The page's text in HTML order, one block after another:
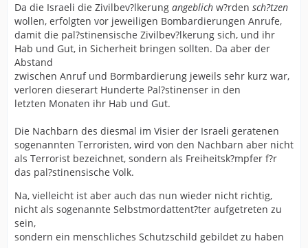
Da die Israeli die Zivilbev?lkerung angeblich w?rden sch?tzen
wollen, erfolgten vor jeweiligen Bombardierungen Anrufe,
damit die pal?stinensische Zivilbev?lkerung sich, und ihr
Hab und Gut, in Sicherheit bringen sollten. Da aber der
Abstand
zwischen Anruf und Bormbardierung jeweils sehr kurz war,
verloren dieserart Hunderte Pal?stinenser in den
letzten Monaten ihr Hab und Gut.
Die Nachbarn des diesmal im Visier der Israeli geratenen
sogenannten Terroristen, wird von den Nachbarn aber nicht
als Terrorist bezeichnet, sondern als Freiheitsk?mpfer f?r
das pal?stinensische Volk.
Na, vielleicht ist aber auch das nun wieder nicht richtig,
nicht als sogenannte Selbstmordattent?ter aufgetreten zu
sein,
sondern ein menschliches Schutzschild gebildet zu haben